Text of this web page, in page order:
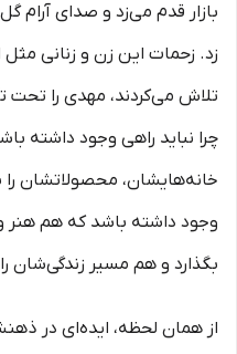
بازار قدم می‌زد و صدای آرام
زد. زحمات این زن و زنانی
تلاش می‌کردند، مهدی را تحت
چرا نباید راهی وجود داشته
خانه‌هایشان، محصولاتشان
وجود داشته باشد که هم هنر
بگذارد و هم مسیر زندگی‌شان
از همان لحظه، ایده‌ای در